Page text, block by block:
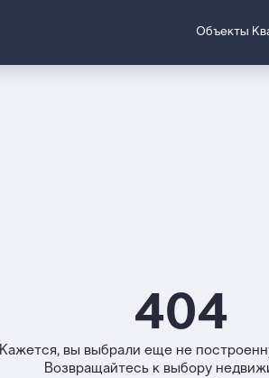
Объекты
404
Кажется, вы выбрали еще не
Возвращайтесь к выбору